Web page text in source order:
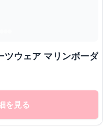
ツウェア マリンボーダ
を見る